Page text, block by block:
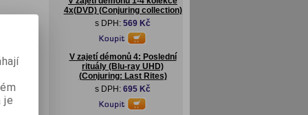
In
4x(DVD) (Conjuring collection)
s DPH: 569 Kč
V zajetí démonů 4: Poslední
rituály (Blu-ray UHD)
(Conjuring: Last Rites)
s DPH: 695 Kč
je